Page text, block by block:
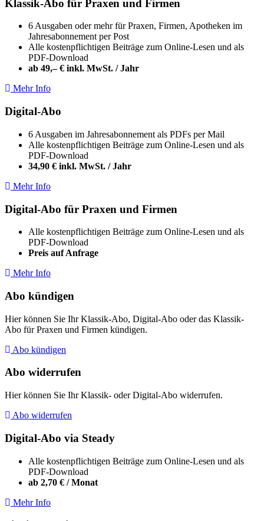
Klassik-Abo für Praxen und Firmen
6 Ausgaben oder mehr für Praxen, Firmen, Apotheken im
Jahresabonnement per Post
Alle kostenpflichtigen Beiträge zum Online-Lesen und als
PDF-Download
ab 49,– € inkl. MwSt. / Jahr
Mehr Info
Digital-Abo
6 Ausgaben im Jahresabonnement als PDFs per Mail
Alle kostenpflichtigen Beiträge zum Online-Lesen und als
PDF-Download
34,90 € inkl. MwSt. / Jahr
Mehr Info
Digital-Abo für Praxen und Firmen
Alle kostenpflichtigen Beiträge zum Online-Lesen und als
PDF-Download
Preis auf Anfrage
Mehr Info
Abo kündigen
Hier können Sie Ihr Klassik-Abo, Digital-Abo oder das Klassik-
Abo für Praxen und Firmen kündigen.
Abo kündigen
Abo widerrufen
Hier können Sie Ihr Klassik- oder Digital-Abo widerrufen.
Abo widerrufen
Digital-Abo via Steady
Alle kostenpflichtigen Beiträge zum Online-Lesen und als
PDF-Download
ab 2,70 € / Monat
Mehr Info